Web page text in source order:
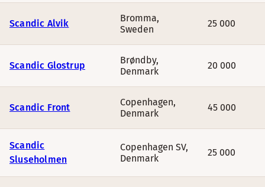
Scandic Alvik Bromma,
Sweden
25 000
Scandic Glostrup Brøndby,
Denmark
20 000
Scandic Front Copenhagen,
Denmark
45 000
Scandic
Sluseholmen
Copenhagen SV,
Denmark
25 000